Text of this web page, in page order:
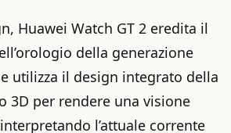
Huawei Watch GT 2 eredita il
della generazione
utilizza il design integrato della
3D per rendere una visione
l’attuale corrente